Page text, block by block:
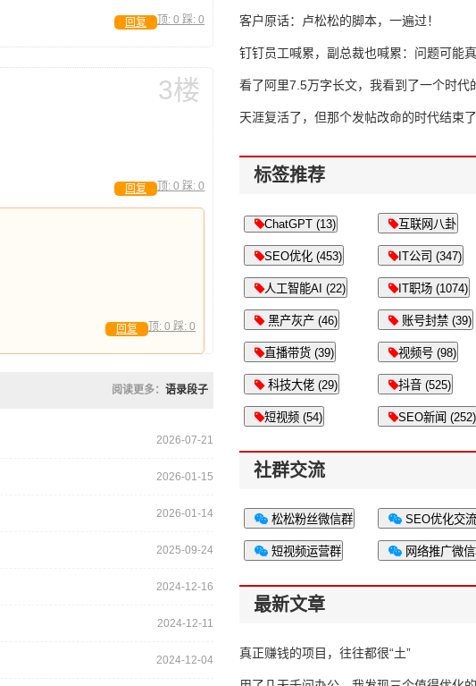
顶: 0 踩: 0
回复
3楼
顶: 0 踩: 0
回复
顶: 0 踩: 0
回复
阅读更多： 语录段子
2026-07-21
2026-01-15
2026-01-14
2025-09-24
2024-12-16
2024-12-11
2024-12-04
客户原话：卢松松的脚本，一遍过！
钉钉员工喊累，副总裁也喊累：问题可能
了
看了阿里7.5万字长文，我看到了一个时代
天涯复活了，但那个发帖改命的时代结束了
标签推荐
ChatGPT (13) 互联网八卦
SEO优化 (453) IT公司 (347)
人工智能AI (22) IT职场 (1074)
黑产灰产 (46) 账号封禁 (39)
直播带货 (39) 视频号 (98)
科技大佬 (29) 抖音 (525)
短视频 (54) SEO新闻 (252)
社群交流
松松粉丝微信群 SEO优化交
短视频运营群 网络推广微
最新文章
真正赚钱的项目，往往都很“土”